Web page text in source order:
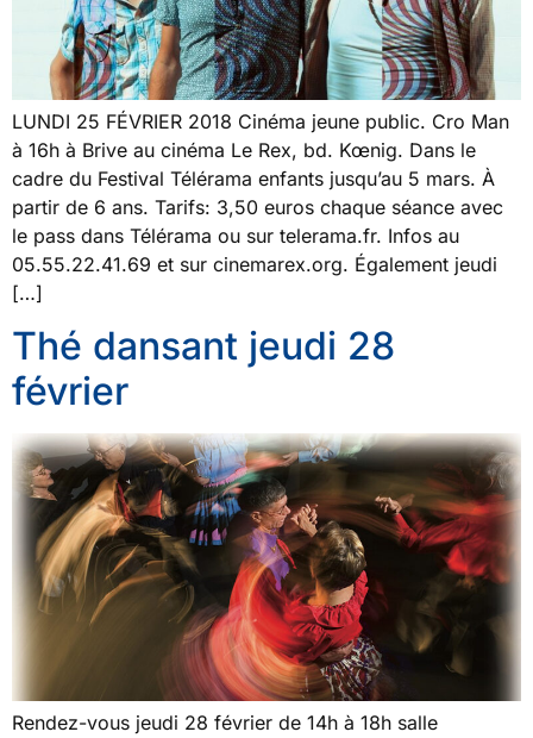
LUNDI 25 FÉVRIER 2018 Cinéma jeune public. Cro Man
à 16h à Brive au cinéma Le Rex, bd. Kœnig. Dans le
cadre du Festival Télérama enfants jusqu’au 5 mars. À
partir de 6 ans. Tarifs: 3,50 euros chaque séance avec
le pass dans Télérama ou sur telerama.fr. Infos au
05.55.22.41.69 et sur cinemarex.org. Également jeudi
[…]
Thé dansant jeudi 28
février
Rendez-vous jeudi 28 février de 14h à 18h salle